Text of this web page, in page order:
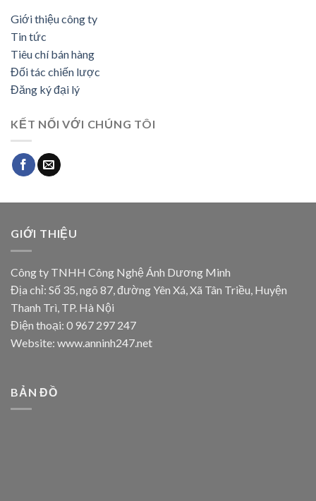
Giới thiệu công ty
Tin tức
Tiêu chí bán hàng
Đối tác chiến lược
Đăng ký đại lý
KẾT NỐI VỚI CHÚNG TÔI
GIỚI THIỆU
Công ty TNHH Công Nghệ Ánh Dương Minh
Địa chỉ: Số 35, ngõ 87, đường Yên Xá, Xã Tân Triều, Huyện
Thanh Trì, TP. Hà Nội
Điện thoại: 0 967 297 247
Website: www.anninh247.net
BẢN ĐỒ